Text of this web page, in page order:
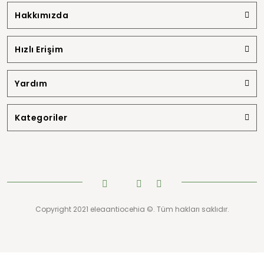
Hakkımızda
Hızlı Erişim
Yardım
Kategoriler
Copyright 2021 eleaantiocehia ©. Tüm hakları saklıdır.